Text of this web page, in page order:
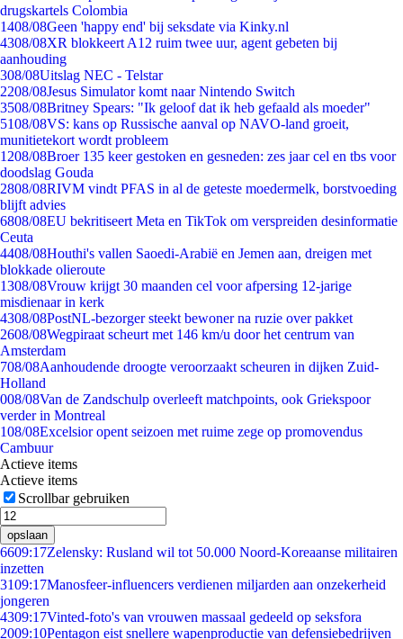
drugskartels Colombia
1408/08Geen 'happy end' bij seksdate via Kinky.nl
4308/08XR blokkeert A12 ruim twee uur, agent gebeten bij
aanhouding
308/08Uitslag NEC - Telstar
2208/08Jesus Simulator komt naar Nintendo Switch
3508/08Britney Spears: "Ik geloof dat ik heb gefaald als moeder"
5108/08VS: kans op Russische aanval op NAVO-land groeit,
munitietekort wordt probleem
1208/08Broer 135 keer gestoken en gesneden: zes jaar cel en tbs voor
doodslag Gouda
2808/08RIVM vindt PFAS in al de geteste moedermelk, borstvoeding
blijft advies
6808/08EU bekritiseert Meta en TikTok om verspreiden desinformatie
Ceuta
4408/08Houthi's vallen Saoedi-Arabië en Jemen aan, dreigen met
blokkade olieroute
1308/08Vrouw krijgt 30 maanden cel voor afpersing 12-jarige
misdienaar in kerk
4308/08PostNL-bezorger steekt bewoner na ruzie over pakket
2608/08Wegpiraat scheurt met 146 km/u door het centrum van
Amsterdam
708/08Aanhoudende droogte veroorzaakt scheuren in dijken Zuid-
Holland
008/08Van de Zandschulp overleeft matchpoints, ook Griekspoor
verder in Montreal
108/08Excelsior opent seizoen met ruime zege op promovendus
Cambuur
Actieve items
Actieve items
Scrollbar gebruiken
opslaan
6609:17Zelensky: Rusland wil tot 50.000 Noord-Koreaanse militairen
inzetten
3109:17Manosfeer-influencers verdienen miljarden aan onzekerheid
jongeren
4309:17Vinted-foto's van vrouwen massaal gedeeld op seksfora
2009:10Pentagon eist snellere wapenproductie van defensiebedrijven